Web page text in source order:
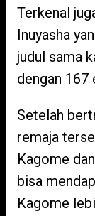
Terkenal
Inuyasha
judul sama
dengan 167
Setelah
remaja
Kagome
bisa
Kagome